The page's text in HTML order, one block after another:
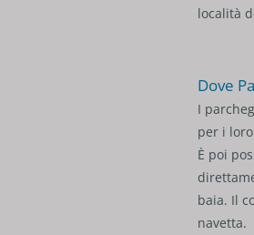
località
Dove
I
per i
È poi
baia. Il
navetta.